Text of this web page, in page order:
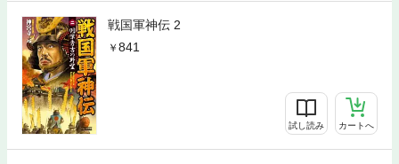
戦国軍神伝 2
841
試し読み カートへ